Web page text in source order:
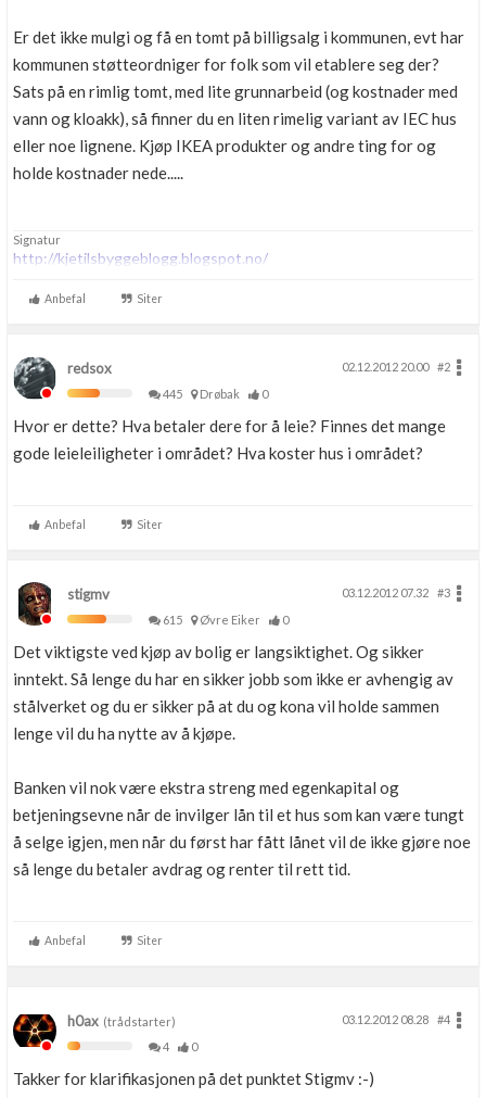
Er det ikke mulgi og få en tomt på billigsalg i kommunen, evt har
kommunen støtteordniger for folk som vil etablere seg der?
Sats på en rimlig tomt, med lite grunnarbeid (og kostnader med
vann og kloakk), så finner du en liten rimelig variant av IEC hus
eller noe lignene. Kjøp IKEA produkter og andre ting for og
holde kostnader nede.....
Signatur
http://kjetilsbyggeblogg.blogspot.no/
Anbefal Siter
redsox 02.12.2012 20.00
#2
445
Drøbak 0
Hvor er dette? Hva betaler dere for å leie? Finnes det mange
gode leieleiligheter i området? Hva koster hus i området?
Anbefal Siter
stigmv 03.12.2012 07.32
#3
615
Øvre Eiker 0
Det viktigste ved kjøp av bolig er langsiktighet. Og sikker
inntekt. Så lenge du har en sikker jobb som ikke er avhengig av
stålverket og du er sikker på at du og kona vil holde sammen
lenge vil du ha nytte av å kjøpe.
Banken vil nok være ekstra streng med egenkapital og
betjeningsevne når de invilger lån til et hus som kan være tungt
å selge igjen, men når du først har fått lånet vil de ikke gjøre noe
så lenge du betaler avdrag og renter til rett tid.
Anbefal Siter
h0ax (trådstarter) 03.12.2012 08.28
#4
4
0
Takker for klarifikasjonen på det punktet Stigmv :-)